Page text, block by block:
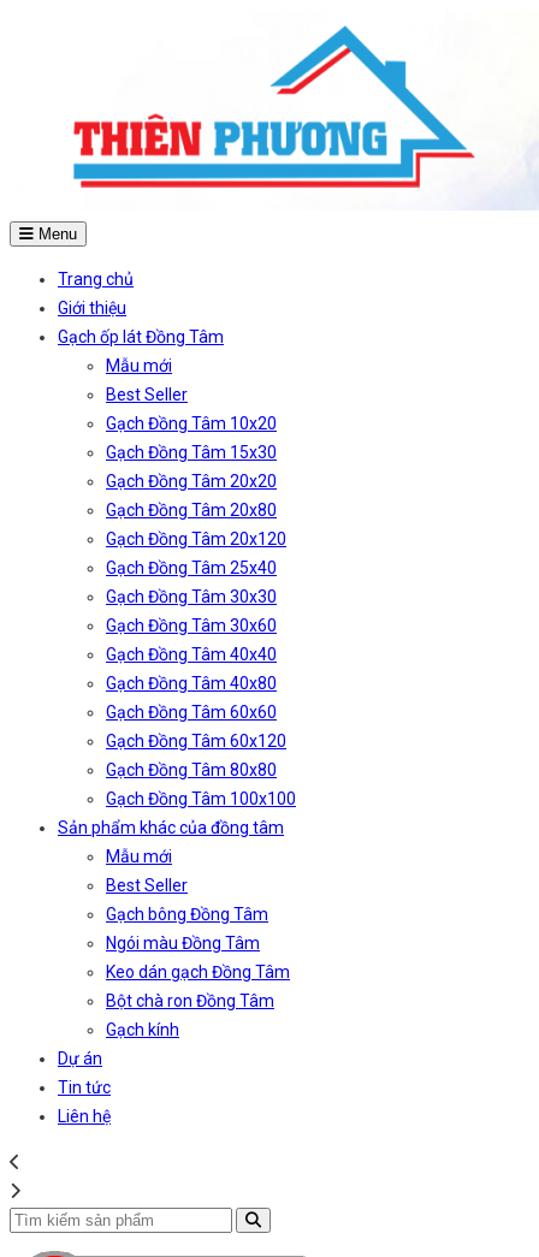
Menu
Trang chủ
Giới thiệu
Gạch ốp lát Đồng Tâm
Mẫu mới
Best Seller
Gạch Đồng Tâm 10x20
Gạch Đồng Tâm 15x30
Gạch Đồng Tâm 20x20
Gạch Đồng Tâm 20x80
Gạch Đồng Tâm 20x120
Gạch Đồng Tâm 25x40
Gạch Đồng Tâm 30x30
Gạch Đồng Tâm 30x60
Gạch Đồng Tâm 40x40
Gạch Đồng Tâm 40x80
Gạch Đồng Tâm 60x60
Gạch Đồng Tâm 60x120
Gạch Đồng Tâm 80x80
Gạch Đồng Tâm 100x100
Sản phẩm khác của đồng tâm
Mẫu mới
Best Seller
Gạch bông Đồng Tâm
Ngói màu Đồng Tâm
Keo dán gạch Đồng Tâm
Bột chà ron Đồng Tâm
Gạch kính
Dự án
Tin tức
Liên hệ